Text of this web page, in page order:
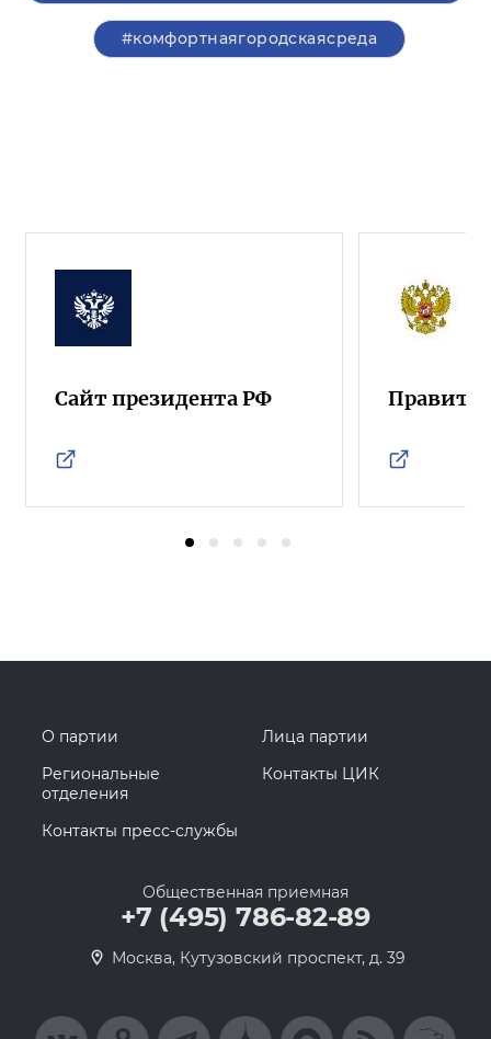
#комфортнаягородскаясреда
Сайт президента РФ
О партии
Лица партии
Региональные
отделения
Контакты ЦИК
Контакты пресс-службы
Общественная приемная
+7 (495) 786-82-89
Москва, Кутузовский проспект, д. 39